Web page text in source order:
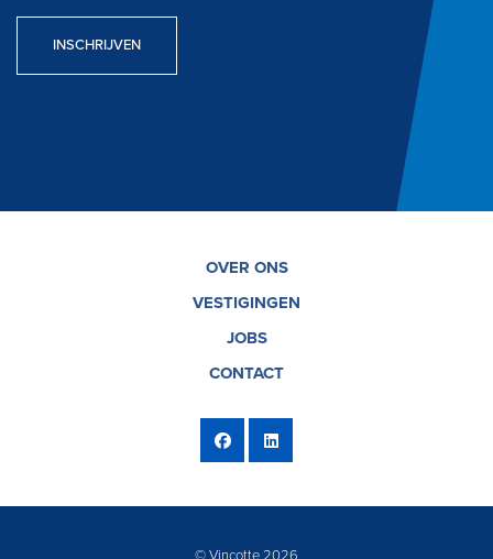
INSCHRIJVEN
OVER ONS
VESTIGINGEN
JOBS
CONTACT